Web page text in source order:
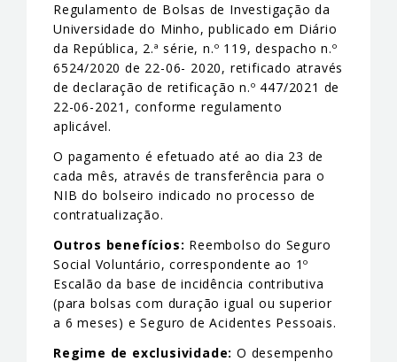
Regulamento de Bolsas de Investigação da
Universidade do Minho, publicado em Diário
da República, 2.ª série, n.º 119, despacho n.º
6524/2020 de 22-06- 2020, retificado através
de declaração de retificação n.º 447/2021 de
22-06-2021, conforme regulamento
aplicável.
O pagamento é efetuado até ao dia 23 de
cada mês, através de transferência para o
NIB do bolseiro indicado no processo de
contratualização.
Outros benefícios: Reembolso do Seguro
Social Voluntário, correspondente ao 1º
Escalão da base de incidência contributiva
(para bolsas com duração igual ou superior
a 6 meses) e Seguro de Acidentes Pessoais.
Regime de exclusividade: O desempenho